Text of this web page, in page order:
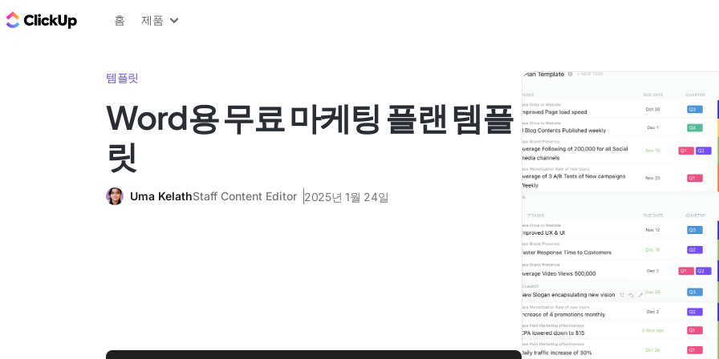
ClickUp 블로그
홈 제품
템플릿
Word용 무료 마케팅 플랜 템플
릿
Uma KelathStaff Content Editor 2025년 1월 24일